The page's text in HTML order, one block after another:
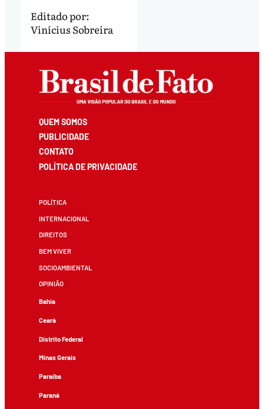
Editado por:
Vinícius Sobreira
QUEM SOMOS
PUBLICIDADE
CONTATO
POLÍTICA DE PRIVACIDADE
POLÍTICA
INTERNACIONAL
DIREITOS
BEM VIVER
SOCIOAMBIENTAL
OPINIÃO
Bahia
Ceará
Distrito Federal
Minas Gerais
Paraíba
Paraná